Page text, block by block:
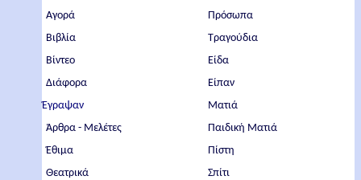
Αγορά
Βιβλία
Βίντεο
Διάφορα
Έγραψαν
Άρθρα - Μελέτες
Έθιμα
Θεατρικά
Πρόσωπα
Τραγούδια
Είδα
Είπαν
Ματιά
Παιδική Ματιά
Πίστη
Σπίτι